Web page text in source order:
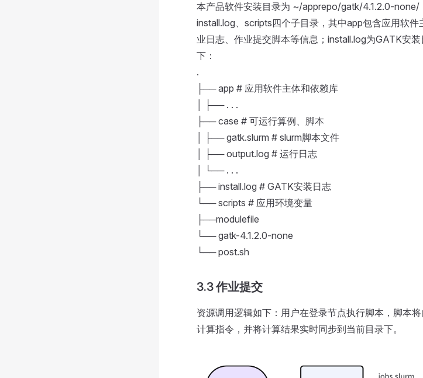
本产品软件安装目录为 ~/apprepo/gatk/4.1.2.0-none/
install.log、scripts四个子目录，其中app包含应用软
业日志、作业提交脚本等信息；install.log为GATK安
下：
.
├── app # 应用软件主体和依赖库
│ ├── . . .
├── case # 可运行算例、脚本
│ ├── gatk.slurm # slurm脚本文件
│ ├── output.log # 运行日志
│ └── . . .
├── install.log # GATK安装日志
└── scripts # 应用环境变量
├──modulefile
└── gatk-4.1.2.0-none
└── post.sh
3.3 作业提交
资源调用逻辑如下：用户在登录节点执行脚本，脚本
计算指令，并将计算结果实时同步到当前目录下。